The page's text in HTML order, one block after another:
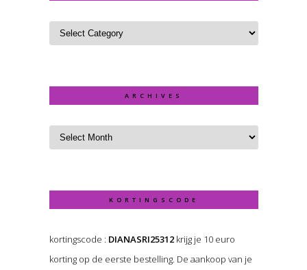
ARCHIVES
KORTINGSCODE
kortingscode : DIANASRI25312krijg je 10 euro
korting op de eerste bestelling. De aankoop van je